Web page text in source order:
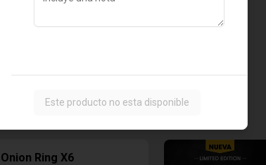
Onion Ring X6
Este producto no esta disponible